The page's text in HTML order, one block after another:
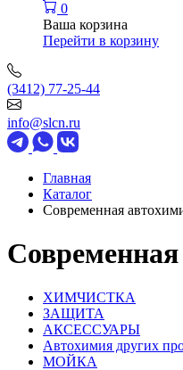
0
Ваша корзина
Перейти в корзину
(3412) 77-25-44
info@slcn.ru
Главная
Каталог
Современная
ХИМЧИСТКА
ЗАЩИТА
АКСЕССУАРЫ
Автохимия других
МОЙКА